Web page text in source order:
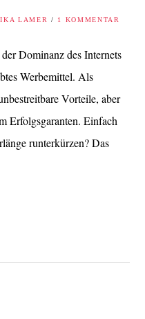
LAMER / 1 KOMMENTAR
Dominanz des Internets
Werbemittel. Als
Vorteile, aber
Erfolgsgaranten. Einfach
runterkürzen? Das